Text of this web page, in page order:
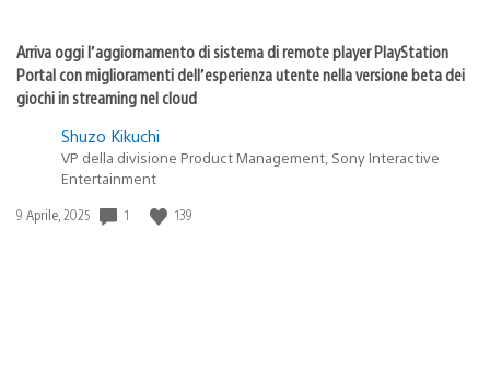
Arriva oggi l’aggiornamento di sistema di remote player PlayStation
Portal con miglioramenti dell’esperienza utente nella versione beta dei
giochi in streaming nel cloud
Shuzo Kikuchi
VP della divisione Product Management, Sony Interactive
Entertainment
Data
9 Aprile, 2025 1 139